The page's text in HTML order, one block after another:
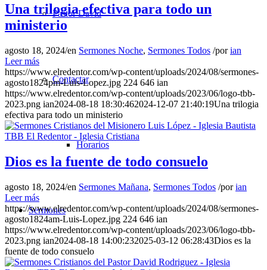
Pastor David
Contactar
Horarios
Sermones
Una trilogia efectiva para todo un
ministerio
agosto 18, 2024/en Sermones Noche, Sermones Todos /porian
Leer más
https://www.elredentor.com/wp-content/uploads/2024/08/sermones-
agosto1824pm-Luis-Lopez.jpg 224 646 ian
https://www.elredentor.com/wp-content/uploads/2023/06/logo-tbb-
2023.png ian2024-08-18 18:30:462024-12-07 21:40:19Una trilogia
efectiva para todo un ministerio
Dios es la fuente de todo consuelo
agosto 18, 2024/en Sermones Mañana, Sermones Todos /porian
Leer más
https://www.elredentor.com/wp-content/uploads/2024/08/sermones-
agosto1824am-Luis-Lopez.jpg 224 646 ian
https://www.elredentor.com/wp-content/uploads/2023/06/logo-tbb-
2023.png ian2024-08-18 14:00:232025-03-12 06:28:43Dios es la
fuente de todo consuelo